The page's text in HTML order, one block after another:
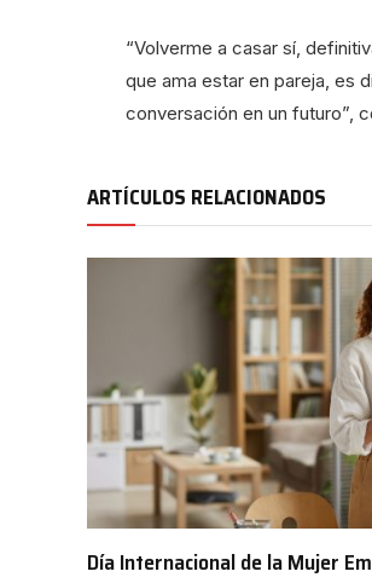
“Volverme a casar sí,
que ama estar en pareja, es
conversación en un futuro”,
ARTÍCULOS RELACIONADOS
Día Internacional de la Mujer